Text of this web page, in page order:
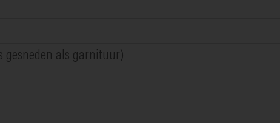
gesneden als garnituur)